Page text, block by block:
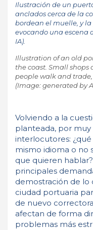
Ilustración de un
anclados cerca de la
bordean el muelle, y
evocando una escena
IA).
Illustration of an old
the coast. Small
people walk and
(Image: generated by
Volviendo a la
planteada, por
interlocutores:
mismo idioma o no
que quieren
principales
demostración de lo
ciudad portuaria
de nuevo
afectan de forma
problemas más